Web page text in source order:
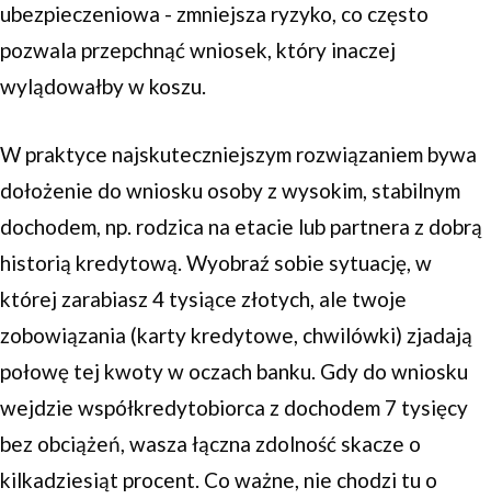
ubezpieczeniowa - zmniejsza ryzyko, co często
pozwala przepchnąć wniosek, który inaczej
wylądowałby w koszu.
W praktyce najskuteczniejszym rozwiązaniem bywa
dołożenie do wniosku osoby z wysokim, stabilnym
dochodem, np. rodzica na etacie lub partnera z dobrą
historią kredytową. Wyobraź sobie sytuację, w
której zarabiasz 4 tysiące złotych, ale twoje
zobowiązania (karty kredytowe, chwilówki) zjadają
połowę tej kwoty w oczach banku. Gdy do wniosku
wejdzie współkredytobiorca z dochodem 7 tysięcy
bez obciążeń, wasza łączna zdolność skacze o
kilkadziesiąt procent. Co ważne, nie chodzi tu o